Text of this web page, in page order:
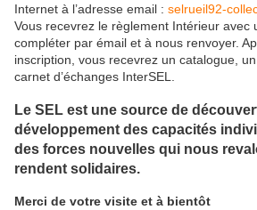
Internet à l’adresse email : selrueil92-
Vous recevrez le règlement Intérieur avec
compléter par émail et à nous renvoyer.
inscription, vous recevrez un catalogue,
carnet d’échanges InterSEL.
Le SEL est une source de
développement des capacités
des forces nouvelles qui nous
rendent solidaires.
Merci de votre visite et à bientôt